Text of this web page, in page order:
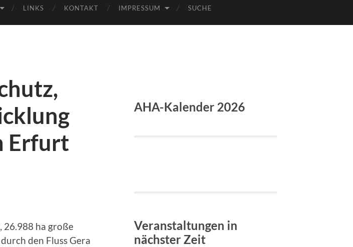
LINKS KONTAKT IMPRESSUM SUCHE
Erfurt
26.988 ha große
den Fluss Gera
AHA-Kalender 2026
Veranstaltungen in
nächster Zeit